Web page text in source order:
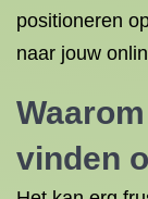
positioneren
naar jouw
vinden